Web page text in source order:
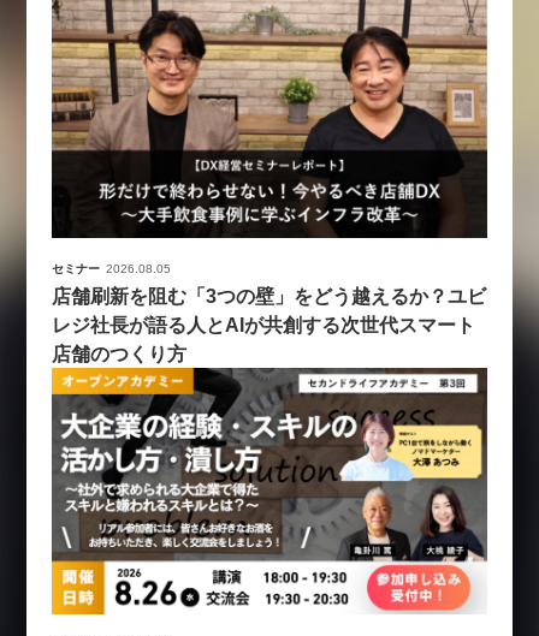
セミナー 2026.08.05
店舗刷新を阻む「3つの壁」をどう越えるか？ユビ
レジ社長が語る人とAIが共創する次世代スマート
店舗のつくり方